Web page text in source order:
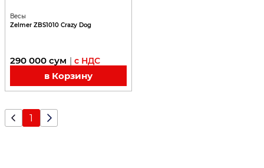
Весы
Zelmer ZBS1010 Crazy Dog
290 000 сум | с НДС
в Корзину
1